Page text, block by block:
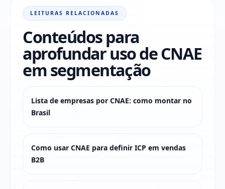
LEITURAS RELACIONADAS
Conteúdos para
aprofundar uso de CNAE
em segmentação
Lista de empresas por CNAE: como montar no
Brasil
Como usar CNAE para definir ICP em vendas
B2B